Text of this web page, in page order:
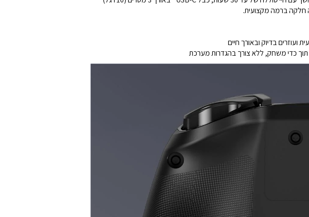
בדיוק ובאורך חיים
תוך כדי משחק, ללא צורך בהגדרות מערכת